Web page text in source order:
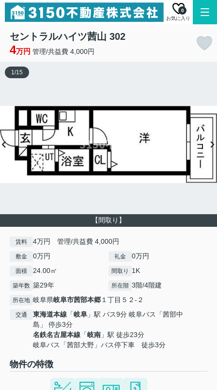
お気に入り
0
セントラルハイツ茜山 302
4万円 管理/共益費 4,000円
【間取り】
1/15
賃料 4万円 管理/共益費 4,000円
敷金 0万円 礼金 0万円
面積 24.00㎡ 間取り 1K
築年数 築29年 所在階 3階/4階建
所在地 岐阜県岐阜市茜部本郷１丁目５２-２
交通 東海道本線 「岐阜 」駅 バス9分 岐阜バス「茜部中
島」 停歩3分
名鉄名古屋本線 「岐南 」駅 徒歩23分
岐阜バス「茜部大野」バス停下車 徒歩3分
物件の特徴